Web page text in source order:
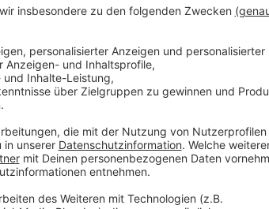
heftigen Schneefällen haben für
Präsenzunterricht abgesagt. Nach
Neustadt a.d.Aisch-Bad
Fürth keinen Unterricht an den